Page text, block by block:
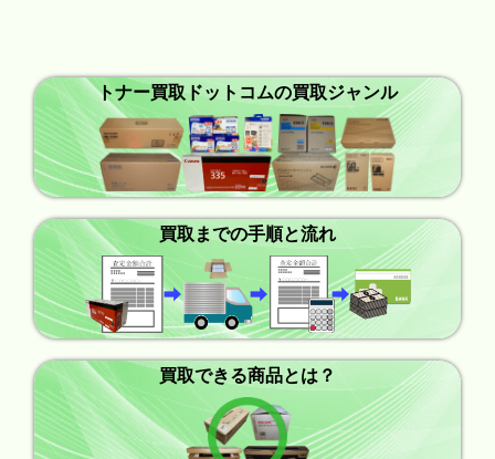
トナー買取ドットコムの買取ジャンル
買取までの手順と流れ
買取できる商品とは？